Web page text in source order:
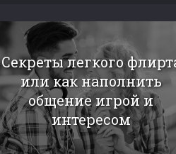
Секреты легкого
или как наполнить
общение игрой и
интересом